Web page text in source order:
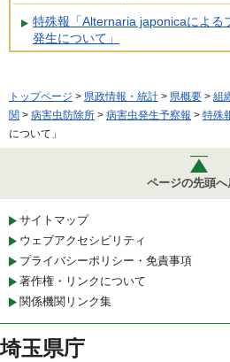
特殊報「Alternaria japonicaによる
発生について」
トップページ > 県政情報・統計 > 県概要 > 組
関 > 病害虫防除所 > 病害虫発生予察報 > 特殊
について」
ページの先頭へ
サイトマップ
ウェブアクセシビリティ
プライバシーポリシー・免責事項
著作権・リンクについて
関係機関リンク集
埼玉県庁